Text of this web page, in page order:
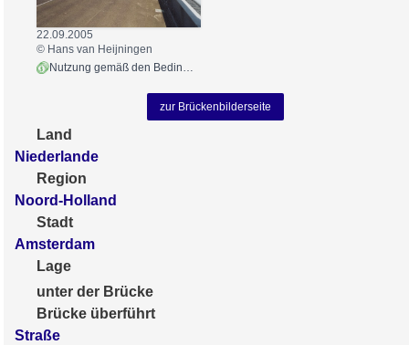
22.09.2005
© Hans van Heijningen
Nutzung gemäß den Bedingungen
zur Brückenbilderseite
Land
Niederlande
Region
Noord-Holland
Stadt
Amsterdam
Lage
unter der Brücke
Brücke überführt
Straße